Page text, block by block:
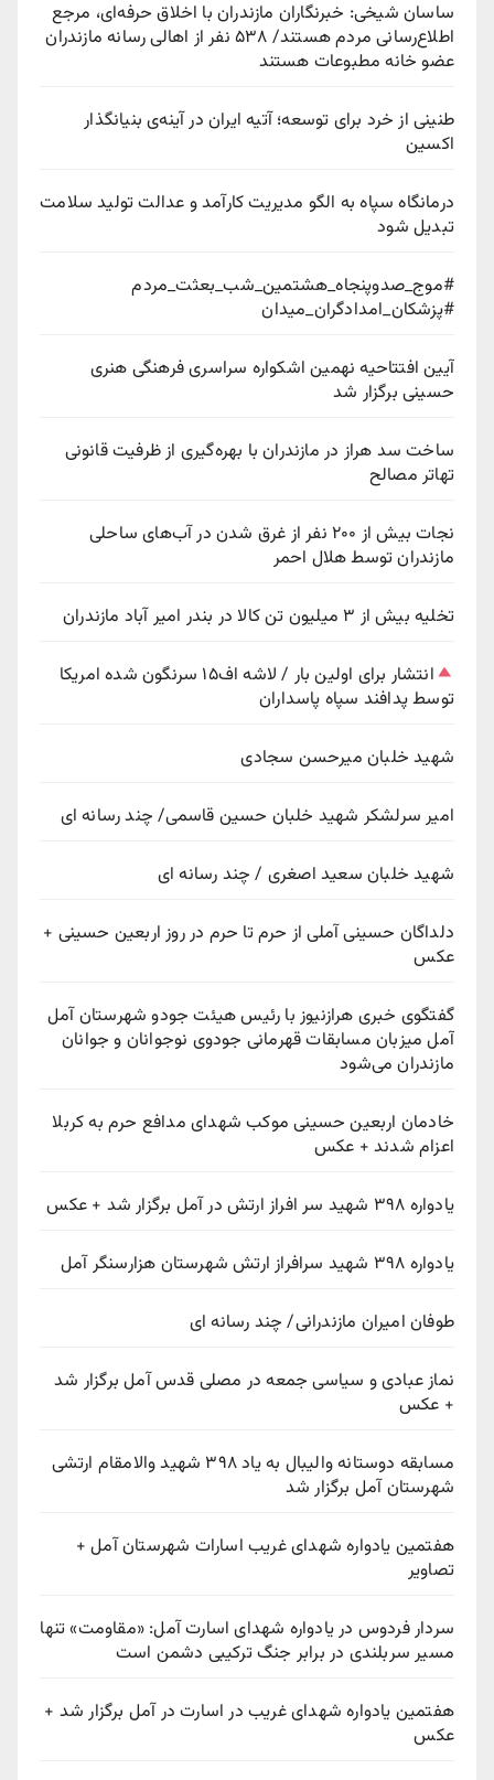
ساسان شیخی: خبرنگاران مازندران با اخلاق حرفه‌ای، مرجع
اطلاع‌رسانی مردم هستند/ ۵۳۸ نفر از اهالی رسانه مازندران
عضو خانه مطبوعات هستند
طنینی از خرد برای توسعه؛ آتیه ایران در آینه‌ی بنیانگذار
اکسین
درمانگاه سپاه به الگو مدیریت کارآمد و عدالت تولید سلامت
تبدیل شود
#موج_صدوپنجاه_هشتمین_شب_بعثت_مردم
#پزشکان_امدادگران_میدان
آیین افتتاحیه نهمین اشکواره سراسری فرهنگی هنری
حسینی برگزار شد
ساخت سد هراز در مازندران با بهره‌گیری از ظرفیت قانونی
تهاتر مصالح
نجات بیش از ۲۰۰ نفر از غرق شدن در آب‌های ساحلی
مازندران توسط هلال احمر
تخلیه بیش از ۳ میلیون تن کالا در بندر امیر آباد مازندران
انتشار برای اولین بار / لاشه اف۱۵ سرنگون شده امریکا
توسط پدافند سپاه پاسداران
شهید خلبان میرحسن سجادی
امیر سرلشکر شهید خلبان حسین قاسمی/ چند رسانه ای
شهید خلبان سعید اصغری / چند رسانه ای
دلداگان حسینی آملی از حرم تا حرم در روز اربعین حسینی +
عکس
گفتگوی خبری هرازنیوز با رئیس هیئت جودو شهرستان آمل
آمل میزبان مسابقات قهرمانی جودوی نوجوانان و جوانان
مازندران می‌شود
خادمان اربعین حسینی موکب شهدای مدافع حرم به کربلا
اعزام شدند + عکس
یادواره ۳۹۸ شهید سر افراز ارتش در آمل برگزار شد + عکس
یادواره ۳۹۸ شهید سرافراز ارتش شهرستان هزارسنگر آمل
طوفان امیران مازندرانی/ چند رسانه ای
نماز عبادی و سیاسی جمعه در مصلی قدس آمل برگزار شد
+ عکس
مسابقه دوستانه والیبال به یاد ۳۹۸ شهید والامقام ارتشی
شهرستان آمل برگزار شد
هفتمین یادواره شهدای غریب اسارات شهرستان آمل +
تصاویر
سردار فردوس در یادواره شهدای اسارت آمل: «مقاومت» تنها
مسیر سربلندی در برابر جنگ ترکیبی دشمن است
هفتمین یادواره شهدای غریب در اسارت در آمل برگزار شد +
عکس